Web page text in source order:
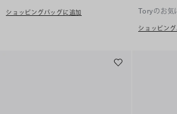
ショッピングバッグに追加
Toryのお気
ショッピン